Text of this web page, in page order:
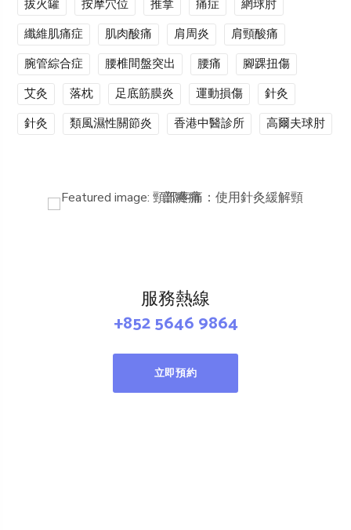
拔火罐
按摩穴位 推拿 痛症
網球肘
纖維肌痛症
肌肉酸痛 肩周炎
肩頸酸痛
腕管綜合症
腰椎間盤突出 腰痛
腳踝扭傷
艾灸
落枕 足底筋膜炎 運動損傷
針灸
針灸
類風濕性關節炎 香港中醫診所 高爾夫球肘
服務熱線
+852 5646 9864
立即預約